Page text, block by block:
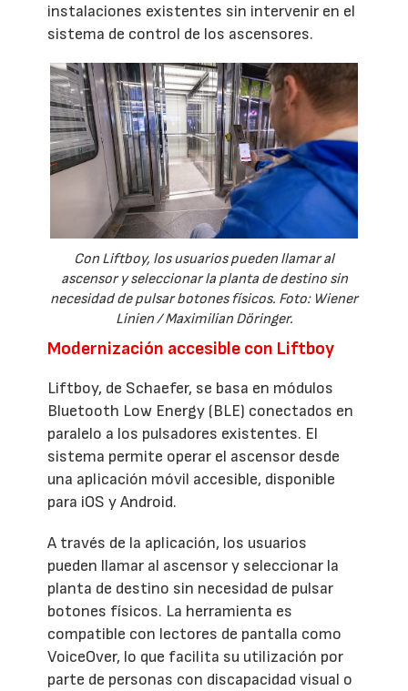
instalaciones existentes sin intervenir en el
sistema de control de los ascensores.
Con Liftboy, los usuarios pueden llamar al
ascensor y seleccionar la planta de destino sin
necesidad de pulsar botones físicos. Foto: Wiener
Linien / Maximilian Döringer.
Modernización accesible con Liftboy
Liftboy, de Schaefer, se basa en módulos
Bluetooth Low Energy (BLE) conectados en
paralelo a los pulsadores existentes. El
sistema permite operar el ascensor desde
una aplicación móvil accesible, disponible
para iOS y Android.
A través de la aplicación, los usuarios
pueden llamar al ascensor y seleccionar la
planta de destino sin necesidad de pulsar
botones físicos. La herramienta es
compatible con lectores de pantalla como
VoiceOver, lo que facilita su utilización por
parte de personas con discapacidad visual o